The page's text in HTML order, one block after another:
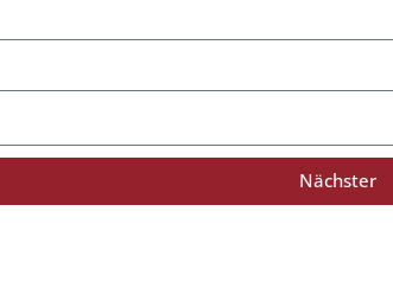
Nächster